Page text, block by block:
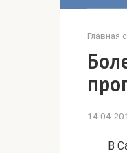
Главная
В